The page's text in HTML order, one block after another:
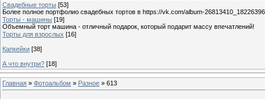
Свадебные торты [53]
Более полное портфолио свадебных тортов в https://vk.com/album-
Торты - машины [19]
Объемный торт машина - отличный подарок, который подарит массу впечатлений!
Торты для взрослых [16]
Капкейки [38]
А что внутри? [18]
Главная » Фотоальбом » Разное » 613